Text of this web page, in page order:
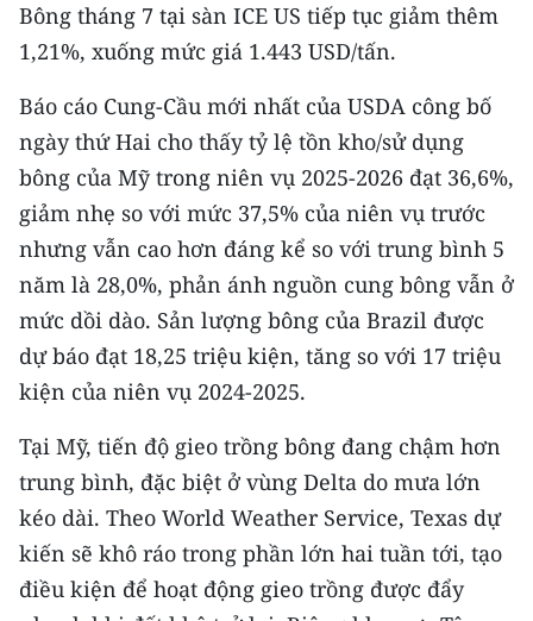
ĐỌC BÁO IN
ENGLISH
中文
FRANÇAIS
РУССКИЙ
ESPAÑOL
한국어
Bông tháng 7 tại sàn ICE US tiếp tục giảm thêm
1,21%, xuống mức giá 1.443 USD/tấn.
Báo cáo Cung-Cầu mới nhất của USDA công bố
ngày thứ Hai cho thấy tỷ lệ tồn kho/sử dụng
bông của Mỹ trong niên vụ 2025-2026 đạt 36,6%,
giảm nhẹ so với mức 37,5% của niên vụ trước
nhưng vẫn cao hơn đáng kể so với trung bình 5
năm là 28,0%, phản ánh nguồn cung bông vẫn ở
mức dồi dào. Sản lượng bông của Brazil được
dự báo đạt 18,25 triệu kiện, tăng so với 17 triệu
kiện của niên vụ 2024-2025.
Tại Mỹ, tiến độ gieo trồng bông đang chậm hơn
trung bình, đặc biệt ở vùng Delta do mưa lớn
kéo dài. Theo World Weather Service, Texas dự
kiến sẽ khô ráo trong phần lớn hai tuần tới, tạo
điều kiện để hoạt động gieo trồng được đẩy